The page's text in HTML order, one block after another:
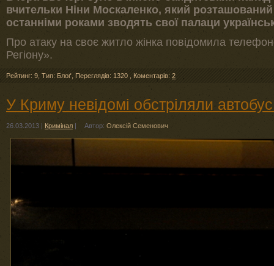
вчительки Ніни Москаленко, який
останніми роками зводять свої палаци
Про атаку на своє житло жінка повідомила
Регіону».
Рейтинг: 9 Тип: Блоґ Переглядів: 1320 Коментарів: 2
У Криму невідомі обстріляли
26.03.2013 | Кримінал | Автор: Олексій Семенович